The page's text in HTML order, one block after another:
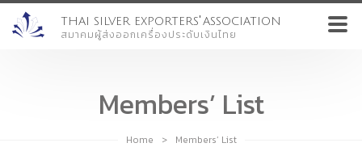
THAI SILVER EXPORTERS'ASSOCIATION
สมาคมผู้ส่งออกเครื่องประดับเงินไทย
Members’ List
Home > Members’ List